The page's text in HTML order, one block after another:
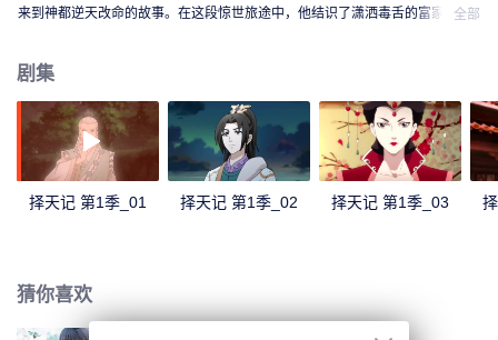
来到神都逆天改命的故事。在这段惊世旅途中，他结识了潇洒毒舌的富家公全部
剧集
择天记 第1季_01 择天记 第1季_02 择天记 第1季_03
猜你喜欢